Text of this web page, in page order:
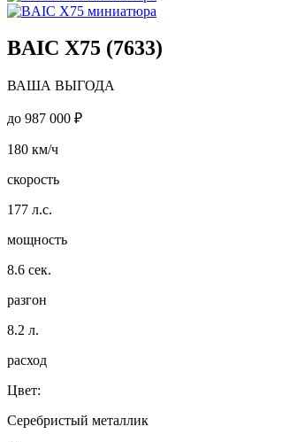
BAIC X75 (7633)
ВАША ВЫГОДА
до 987 000 ₽
180 км/ч
скорость
177 л.с.
мощность
8.6 сек.
разгон
8.2 л.
расход
Цвет:
Серебристый металлик